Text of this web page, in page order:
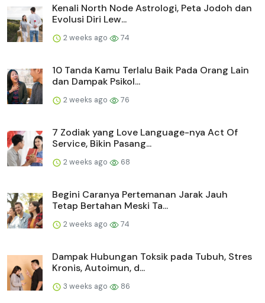
Kenali North Node Astrologi, Peta Jodoh dan
Evolusi Diri Lew...
2 weeks ago 74
10 Tanda Kamu Terlalu Baik Pada Orang Lain
dan Dampak Psikol...
2 weeks ago 76
7 Zodiak yang Love Language-nya Act Of
Service, Bikin Pasang...
2 weeks ago 68
Begini Caranya Pertemanan Jarak Jauh
Tetap Bertahan Meski Ta...
2 weeks ago 74
Dampak Hubungan Toksik pada Tubuh, Stres
Kronis, Autoimun, d...
3 weeks ago 86